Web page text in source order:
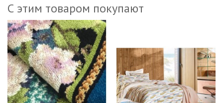
С этим товаром покупают